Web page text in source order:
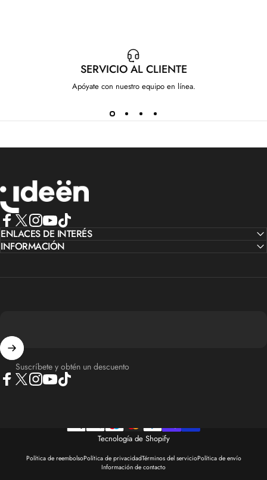
SERVICIO AL CLIENTE
Apóyate con nuestro equipo en línea.
IdeenstoresMX
Facebook
X (Twitter)
Instagram
YouTube
TikTok
ENLACES DE INTERÉS
INFORMACIÓN
Suscríbete y obtén un descuento
Tecnología de Shopify
Política de reembolsoPolítica de privacidadTérminos del servicioPolítica de envío
Información de contacto